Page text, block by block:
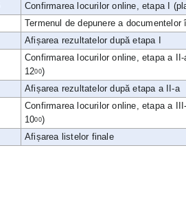
Confirmarea locurilor online, etapa I
Termenul de depunere a documentelor
Afișarea rezultatelor după etapa I
Confirmarea locurilor online, etapa a
1200)
Afișarea rezultatelor după etapa a II-a
Confirmarea locurilor online, etapa a
1000)
Afișarea listelor finale